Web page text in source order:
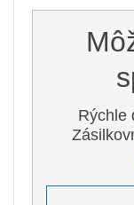
Rýchle